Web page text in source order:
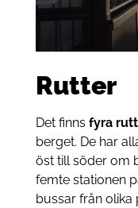
Rutter
Det finns fyra
berget. De har
öst till söder om
femte stationen
bussar från olika